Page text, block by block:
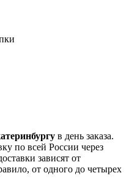
в день заказа.
по всей России через
зависят от
от одного до четырех